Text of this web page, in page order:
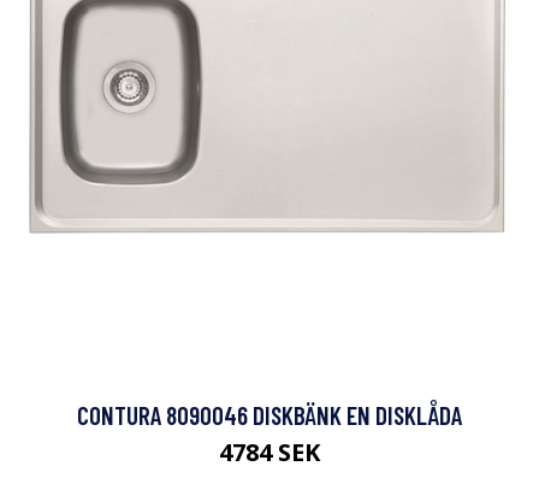
CONTURA 8090046 DISKBÄNK EN DISKLÅDA
4784 SEK